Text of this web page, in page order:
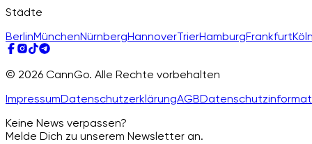
Städte
BerlinMünchenNürnbergHannoverTrierHamburgFrankfurt
© 2026 CannGo. Alle Rechte vorbehalten
ImpressumDatenschutzerklärungAGB
Keine News verpassen?
Melde Dich zu unserem Newsletter an.